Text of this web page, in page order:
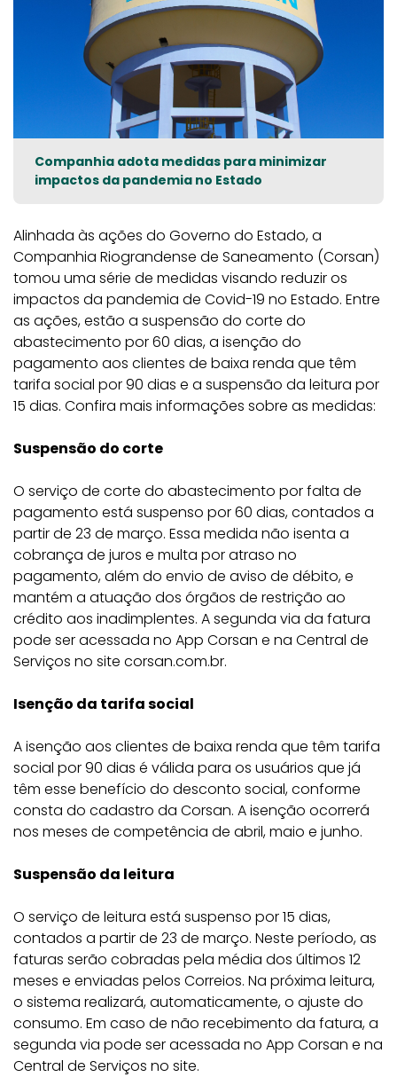
Companhia adota medidas para minimizar
impactos da pandemia no Estado
Alinhada às ações do Governo do Estado, a
Companhia Riograndense de Saneamento (Corsan)
tomou uma série de medidas visando reduzir os
impactos da pandemia de Covid-19 no Estado. Entre
as ações, estão a suspensão do corte do
abastecimento por 60 dias, a isenção do
pagamento aos clientes de baixa renda que têm
tarifa social por 90 dias e a suspensão da leitura por
15 dias. Confira mais informações sobre as medidas:
Suspensão do corte
O serviço de corte do abastecimento por falta de
pagamento está suspenso por 60 dias, contados a
partir de 23 de março. Essa medida não isenta a
cobrança de juros e multa por atraso no
pagamento, além do envio de aviso de débito, e
mantém a atuação dos órgãos de restrição ao
crédito aos inadimplentes. A segunda via da fatura
pode ser acessada no App Corsan e na Central de
Serviços no site corsan.com.br.
Isenção da tarifa social
A isenção aos clientes de baixa renda que têm tarifa
social por 90 dias é válida para os usuários que já
têm esse benefício do desconto social, conforme
consta do cadastro da Corsan. A isenção ocorrerá
nos meses de competência de abril, maio e junho.
Suspensão da leitura
O serviço de leitura está suspenso por 15 dias,
contados a partir de 23 de março. Neste período, as
faturas serão cobradas pela média dos últimos 12
meses e enviadas pelos Correios. Na próxima leitura,
o sistema realizará, automaticamente, o ajuste do
consumo. Em caso de não recebimento da fatura, a
segunda via pode ser acessada no App Corsan e na
Central de Serviços no site.